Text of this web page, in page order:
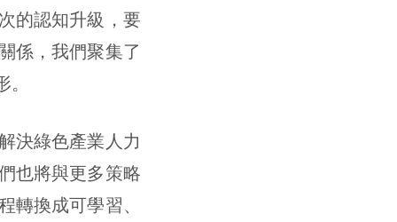
的認知升級，要
係，我們聚集了
決綠色產業人力
也將與更多策略
換成可學習、